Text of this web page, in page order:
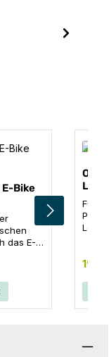
Bike
das E-
in
bis
Lock
Für
und